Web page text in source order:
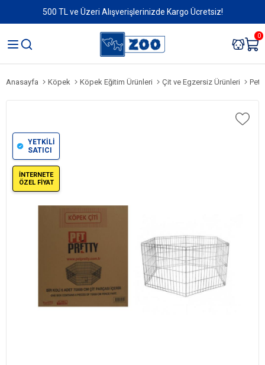
500 TL ve Üzeri Alışverişlerinizde Kargo Ücretsiz!
0
Anasayfa Köpek Köpek Eğitim Ürünleri Çit ve Egzersiz Ürünleri Pet
YETKİLİ
SATICI
İNTERNETE
ÖZEL FİYAT